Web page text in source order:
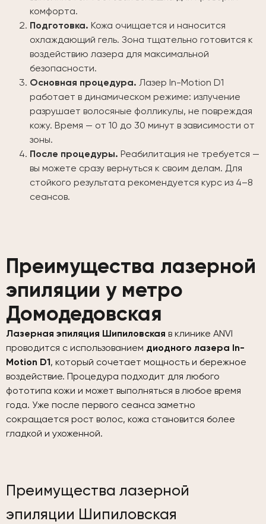
комфорта.
Подготовка. Кожа очищается и наносится
охлаждающий гель. Зона тщательно готовится к
воздействию лазера для максимальной
безопасности.
Основная процедура. Лазер In-Motion D1
работает в динамическом режиме: излучение
разрушает волосяные фолликулы, не повреждая
кожу. Время — от 10 до 30 минут в зависимости от
зоны.
После процедуры. Реабилитация не требуется —
вы можете сразу вернуться к своим делам. Для
стойкого результата рекомендуется курс из 4–8
сеансов.
Преимущества лазерной
эпиляции у метро
Домодедовская
Лазерная эпиляция Шипиловская в клинике ANVI
проводится с использованием диодного лазера In-
Motion D1 , который сочетает мощность и бережное
воздействие. Процедура подходит для любого
фототипа кожи и может выполняться в любое время
года. Уже после первого сеанса заметно
сокращается рост волос, кожа становится более
гладкой и ухоженной.
Преимущества лазерной
эпиляции Шипиловская